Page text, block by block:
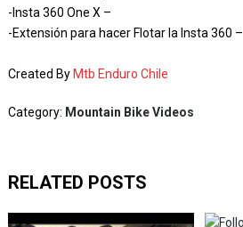
-Insta 360 One X –
-Extensión para hacer Flotar la Insta 360 –
Created By Mtb Enduro Chile
Category: Mountain Bike Videos
RELATED POSTS